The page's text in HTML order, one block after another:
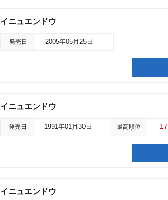
イニュエンドウ
発売日 2005年05月25日
イニュエンドウ
発売日 1991年01月30日 最高順位 17
イニュエンドウ